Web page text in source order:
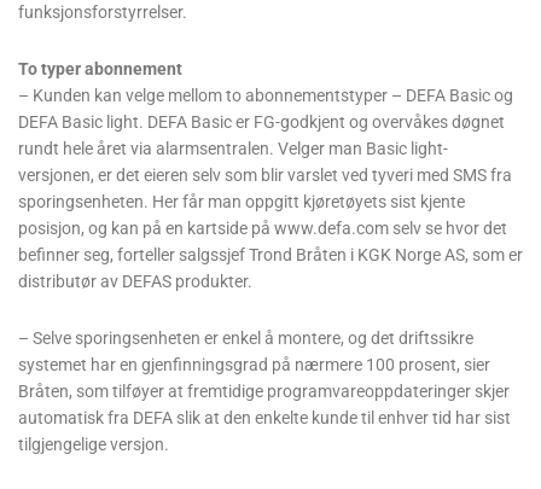
funksjonsforstyrrelser.
To typer abonnement
– Kunden kan velge mellom to abonnementstyper – DEFA Basic og
DEFA Basic light. DEFA Basic er FG-godkjent og overvåkes døgnet
rundt hele året via alarmsentralen. Velger man Basic light-
versjonen, er det eieren selv som blir varslet ved tyveri med SMS fra
sporingsenheten. Her får man oppgitt kjøretøyets sist kjente
posisjon, og kan på en kartside på www.defa.com selv se hvor det
befinner seg, forteller salgssjef Trond Bråten i KGK Norge AS, som er
distributør av DEFAS produkter.
– Selve sporingsenheten er enkel å montere, og det driftssikre
systemet har en gjenfinningsgrad på nærmere 100 prosent, sier
Bråten, som tilføyer at fremtidige programvareoppdateringer skjer
automatisk fra DEFA slik at den enkelte kunde til enhver tid har sist
tilgjengelige versjon.